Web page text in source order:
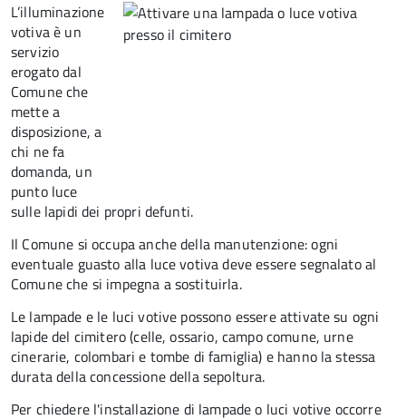
L’illuminazione
votiva è un
servizio
erogato dal
Comune che
mette a
disposizione, a
chi ne fa
domanda, un
punto luce
sulle lapidi dei propri defunti.
Il Comune si occupa anche della manutenzione: ogni
eventuale guasto alla luce votiva deve essere segnalato al
Comune che si impegna a sostituirla.
Le lampade e le luci votive possono essere attivate su ogni
lapide del cimitero (celle, ossario, campo comune, urne
cinerarie, colombari e tombe di famiglia) e hanno la stessa
durata della concessione della sepoltura.
Per chiedere l'installazione di lampade o luci votive occorre